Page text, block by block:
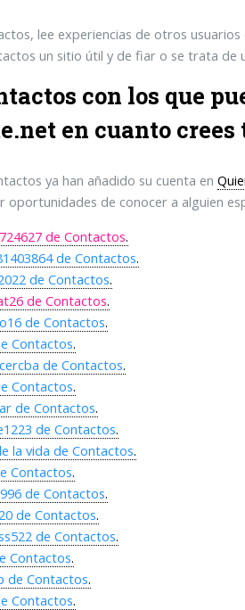
lee experiencias de otros
un sitio útil y de fiar o se trata de
con los que
en cuanto crees
ya han añadido su cuenta en
oportunidades de conocer a alguien
de Contactos.
de Contactos.
de Contactos.
de Contactos.
de Contactos.
Contactos.
de Contactos.
Contactos.
de Contactos.
de Contactos.
la vida de Contactos.
Contactos.
de Contactos.
de Contactos.
de Contactos.
Contactos.
de Contactos.
Contactos.